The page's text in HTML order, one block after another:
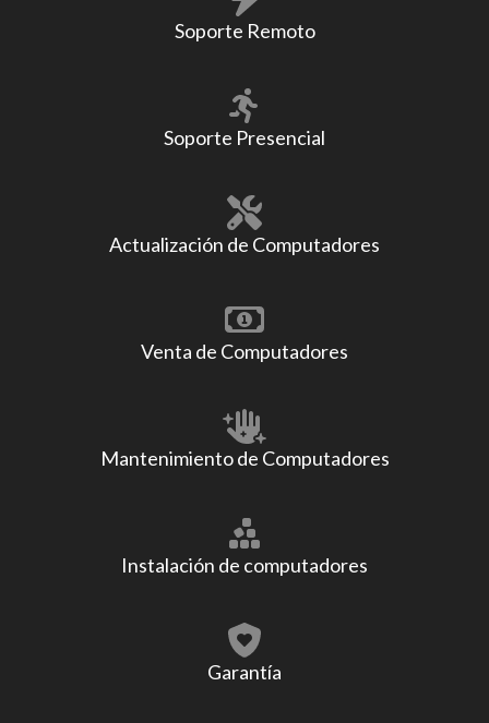
Soporte Remoto
Soporte Presencial
Actualización de Computadores
Venta de Computadores
Mantenimiento de Computadores
Instalación de computadores
Garantía